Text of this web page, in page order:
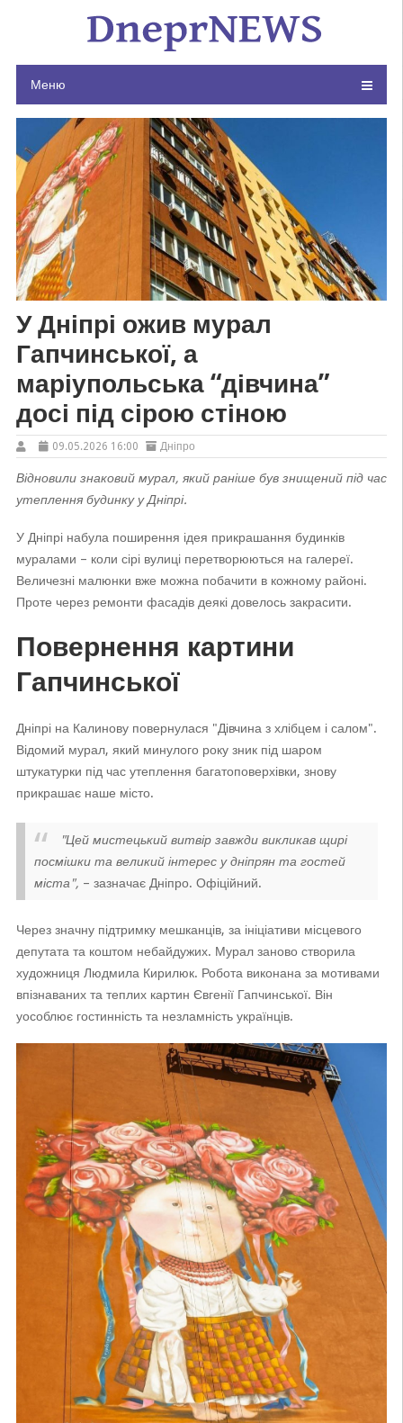
Меню
У Дніпрі ожив мурал
Гапчинської, а
маріупольська “дівчина”
досі під сірою стіною
09.05.2026 16:00 Дніпро
Відновили знаковий мурал, який раніше був знищений під час
утеплення будинку у Дніпрі.
У Дніпрі набула поширення ідея прикрашання будинків
муралами – коли сірі вулиці перетворюються на галереї.
Величезні малюнки вже можна побачити в кожному районі.
Проте через ремонти фасадів деякі довелось закрасити.
Повернення картини
Гапчинської
Дніпрі на Калинову повернулася "Дівчина з хлібцем і салом".
Відомий мурал, який минулого року зник під шаром
штукатурки під час утеплення багатоповерхівки, знову
прикрашає наше місто.
"Цей мистецький витвір завжди викликав щирі
посмішки та великий інтерес у дніпрян та гостей
міста", – зазначає Дніпро. Офіційний.
Через значну підтримку мешканців, за ініціативи місцевого
депутата та коштом небайдужих. Мурал заново створила
художниця Людмила Кирилюк. Робота виконана за мотивами
впізнаваних та теплих картин Євгенії Гапчинської. Він
уособлює гостинність та незламність українців.